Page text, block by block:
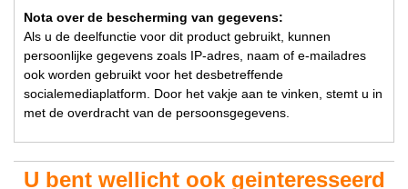
Nota over de bescherming van gegevens:
Als u de deelfunctie voor dit product gebruikt, kunnen
persoonlijke gegevens zoals IP-adres, naam of e-mailadres
ook worden gebruikt voor het desbetreffende
socialemediaplatform. Door het vakje aan te vinken, stemt u in
met de overdracht van de persoonsgegevens.
U bent wellicht ook geinteresseerd